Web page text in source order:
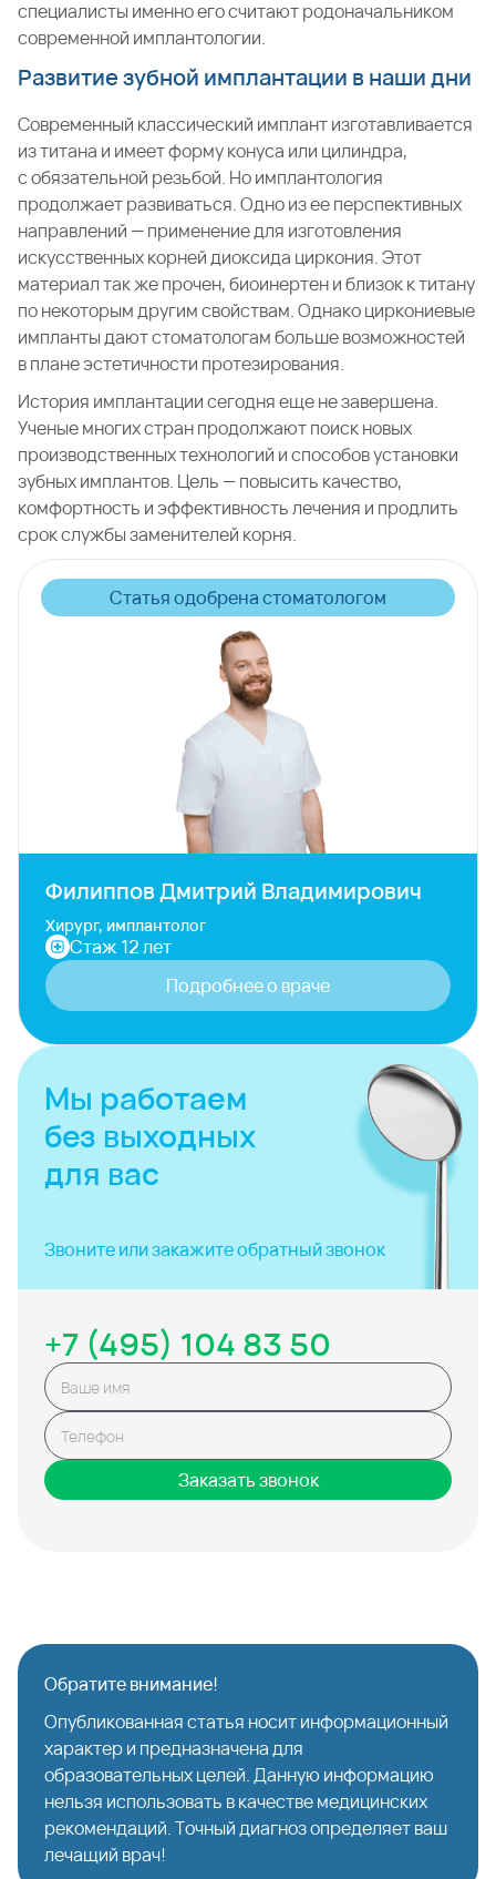
специалисты именно его считают родоначальником
современной имплантологии.
Развитие зубной имплантации в наши дни
Современный классический имплант изготавливается
из титана и имеет форму конуса или цилиндра,
с обязательной резьбой. Но имплантология
продолжает развиваться. Одно из ее перспективных
направлений — применение для изготовления
искусственных корней диоксида циркония. Этот
материал так же прочен, биоинертен и близок к титану
по некоторым другим свойствам. Однако циркониевые
импланты дают стоматологам больше возможностей
в плане эстетичности протезирования.
История имплантации сегодня еще не завершена.
Ученые многих стран продолжают поиск новых
производственных технологий и способов установки
зубных имплантов. Цель — повысить качество,
комфортность и эффективность лечения и продлить
срок службы заменителей корня.
Статья одобрена стоматологом
Филиппов Дмитрий Владимирович
Хирург, имплантолог
Стаж 12 лет
Подробнее о враче
Мы работаем
без выходных
для вас
Звоните или закажитеобратный звонок
+7 (495) 104 83 50
Заказать звонок
Обратите внимание!
Опубликованная статья носит информационный
характер и предназначена для
образовательных целей. Данную информацию
нельзя использовать в качестве медицинских
рекомендаций. Точный диагноз определяет ваш
лечащий врач!